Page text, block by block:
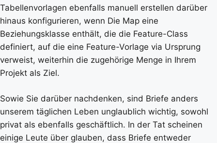
Tabellenvorlagen ebenfalls manuell erstellen darüber
hinaus konfigurieren, wenn Die Map eine
Beziehungsklasse enthält, die die Feature-Class
definiert, auf die eine Feature-Vorlage via Ursprung
verweist, weiterhin die zugehörige Menge in Ihrem
Projekt als Ziel.
Sowie Sie darüber nachdenken, sind Briefe anders
unserem täglichen Leben unglaublich wichtig, sowohl
privat als ebenfalls geschäftlich. In der Tat scheinen
einige Leute über glauben, dass Briefe entweder